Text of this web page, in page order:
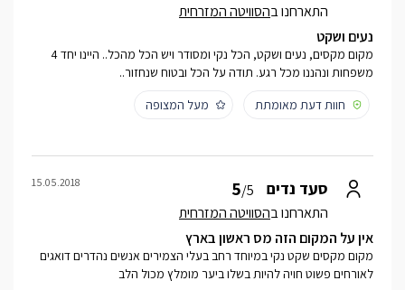
התארחנו בהסוויטה המזרחית
נעים ושקט
מקום מקסים, נעים ושקט, הכל נקי ומסודר ויש הכל מהכל.. היינו יחד 4
משפחות ונהננו מכל רגע. תודה על הכל ובטוח שנחזור..
חוות דעת מאומתת
מעל המצופה
סעד נדים 5/5
התארחנו בהסוויטה המזרחית
15.05.2018
אין על המקום הזה מס ראשון בארץ
מקום מקסים שקט נקי במיוחד רחב בעלי הצמירים אנשים נהדרים דואגים
לאורחים פשוט חויה להיות בשלו ביער מומלץ מכול הלב